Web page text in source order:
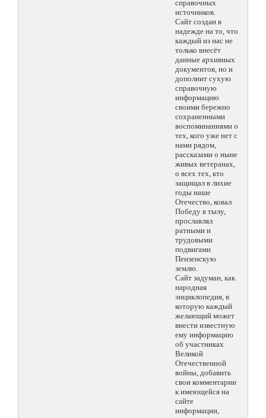
справочных
источников.
Сайт создан в
надежде на то, что
каждый из нас не
только внесёт
данные архивных
документов, но и
дополнит сухую
справочную
информацию
своими бережно
сохраненными
воспоминаниями о
тех, кого уже нет с
нами рядом,
рассказами о ныне
живых ветеранах,
о всех тех, кто
защищал в лихие
годы наше
Отечество, ковал
Победу в тылу,
прославлял
ратными и
трудовыми
подвигами
Пензенскую
землю.
Сайт задуман, как
народная
энциклопедия, в
которую каждый
желающий может
внести известную
ему информацию
об участниках
Великой
Отечественной
войны, добавить
свои комментарии
к имеющейся на
сайте
информации,